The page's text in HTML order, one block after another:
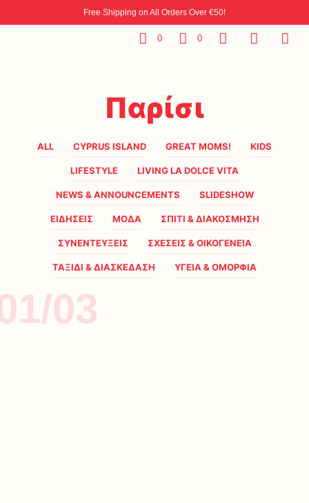
Free Shipping on All Orders Over €50!
0 0
Παρίσι
ALL CYPRUS ISLAND GREAT MOMS! KIDS
LIFESTYLE LIVING LA DOLCE VITA
NEWS & ANNOUNCEMENTS SLIDESHOW
ΕΙΔΗΣΕΙΣ ΜΟΔΑ ΣΠΙΤΙ & ΔΙΑΚΟΣΜΗΣΗ
ΣΥΝΕΝΤΕΥΞΕΙΣ ΣΧΕΣΕΙΣ & ΟΙΚΟΓΕΝΕΙΑ
ΤΑΞΙΔΙ & ΔΙΑΣΚΕΔΑΣΗ ΥΓΕΙΑ & ΟΜΟΡΦΙΑ
03